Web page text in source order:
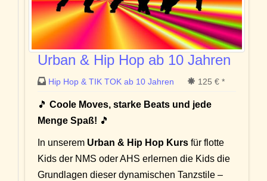
Urban & Hip Hop ab 10 Jahren
Hip Hop & TIK TOK ab 10 Jahren 125 € *
🎵 Coole Moves, starke Beats und jede
Menge Spaß! 🎵
In unserem Urban & Hip Hop Kurs für flotte
Kids der NMS oder AHS erlernen die Kids die
Grundlagen dieser dynamischen Tanzstile –